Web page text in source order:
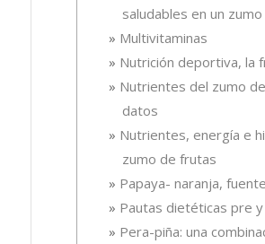
saludables en un
Multivitaminas
Nutrición deportiva, la
Nutrientes del zumo
datos
Nutrientes, energía e
zumo de frutas
Papaya- naranja,
Pautas dietéticas pre
Pera-piña: una